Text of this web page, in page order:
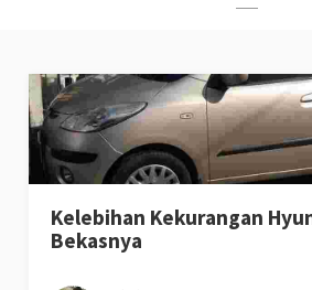
Kelebihan Kekurangan
Bekasnya